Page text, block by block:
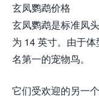
玄凤鹦鹉价格
玄凤鹦鹉是标准凤
为 14 英寸。由于
名第一的宠物鸟。
它们受欢迎的另一